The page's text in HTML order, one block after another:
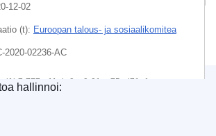
12-02
(t): Euroopan talous- ja sosiaalikomitea
2020-02236-AC
777a-11eb-9ac9-01aa75ed71a1
6ff9-11eb-9ac9-01aa75ed71a1
julkaisutoimisto
hallinnoi: